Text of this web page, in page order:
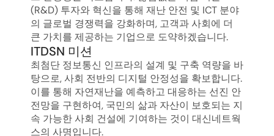
(R&D) 투자와 혁신을 통해 재난 안전 및 ICT 분야
의 글로벌 경쟁력을 강화하며, 고객과 사회에 더
큰 가치를 제공하는 기업으로 도약하겠습니다.
ITDSN 미션
최첨단 정보통신 인프라의 설계 및 구축 역량을 바
탕으로, 사회 전반의 디지털 안정성을 확보합니다.
이를 통해 자연재난을 예측하고 대응하는 선진 안
전망을 구현하여, 국민의 삶과 자산이 보호되는 지
속 가능한 사회 건설에 기여하는 것이 대신네트웍
스의 사명입니다.